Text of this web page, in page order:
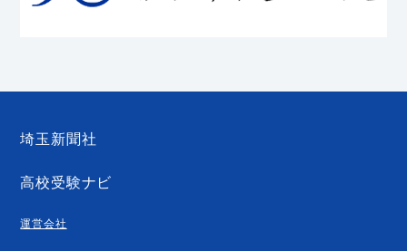
埼玉新聞社
高校受験ナビ
運営会社